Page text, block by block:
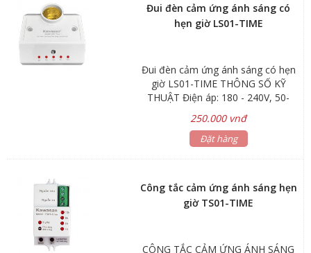
Đui đèn cảm ứng ánh sáng có
hẹn giờ LS01-TIME
Đui đèn cảm ứng ánh sáng có hẹn
giờ LS01-TIME THÔNG SỐ KỸ
THUẬT Điện áp: 180 - 240V, 50-
60Hz Công suất tải: 100W
(Compact), 50W (Led) Cảm ứng ánh
sáng: 3-500 Lux Thời gian tắt: 2s,
trần hoặc tường)
250.000 vnđ
Đặt hàng
Công tắc cảm ứng ánh sáng hẹn
giờ TS01-TIME
CÔNG TẮC CẢM ỨNG ÁNH SÁNG